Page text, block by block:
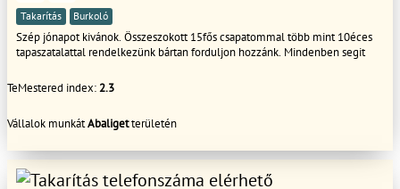
Takarítás Burkoló
Szép jónapot kivánok. Összeszokott 15fős csapatommal több mint 10éces
tapaszatalattal rendelkezünk bártan forduljon hozzánk. Mindenben segit
TeMestered index:2.3
Vállalok munkátAbaligetterületén